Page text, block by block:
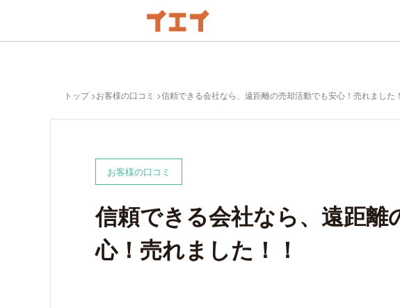
トップ お客様の口コミ 信頼できる会社なら、遠距離の売却活動でも安心！売れました
お客様の口コミ
信頼できる会社なら、遠距離
心！売れました！！